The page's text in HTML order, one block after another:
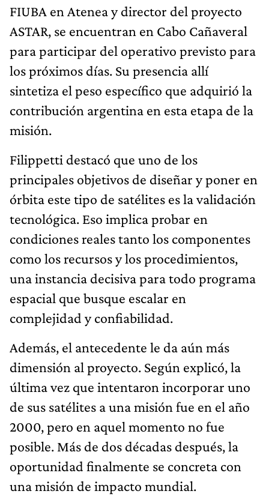
FIUBA en Atenea y director del proyecto
ASTAR, se encuentran en Cabo Cañaveral
para participar del operativo previsto para
los próximos días. Su presencia allí
sintetiza el peso específico que adquirió la
contribución argentina en esta etapa de la
misión.
Filippetti destacó que uno de los
principales objetivos de diseñar y poner en
órbita este tipo de satélites es la validación
tecnológica. Eso implica probar en
condiciones reales tanto los componentes
como los recursos y los procedimientos,
una instancia decisiva para todo programa
espacial que busque escalar en
complejidad y confiabilidad.
Además, el antecedente le da aún más
dimensión al proyecto. Según explicó, la
última vez que intentaron incorporar uno
de sus satélites a una misión fue en el año
2000, pero en aquel momento no fue
posible. Más de dos décadas después, la
oportunidad finalmente se concreta con
una misión de impacto mundial.